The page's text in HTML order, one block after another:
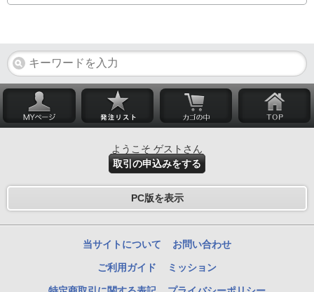
ようこそ ゲストさん
取引の申込みをする
PC版を表示
当サイトについて お問い合わせ
ご利用ガイド ミッション